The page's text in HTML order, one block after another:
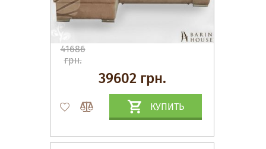
41686
грн.
39602 грн.
КУПИТЬ